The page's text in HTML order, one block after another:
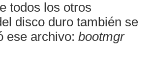
todos los otros
disco duro también se
ese archivo: bootmgr